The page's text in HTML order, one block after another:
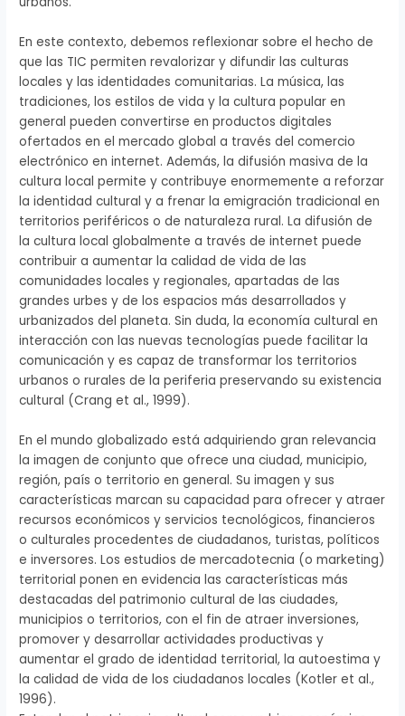
En este contexto, debemos reflexionar sobre el hecho de
que las TIC permiten revalorizar y difundir las culturas
locales y las identidades comunitarias. La música, las
tradiciones, los estilos de vida y la cultura popular en
general pueden convertirse en productos digitales
ofertados en el mercado global a través del comercio
electrónico en internet. Además, la difusión masiva de la
cultura local permite y contribuye enormemente a reforzar
la identidad cultural y a frenar la emigración tradicional en
territorios periféricos o de naturaleza rural. La difusión de
la cultura local globalmente a través de internet puede
contribuir a aumentar la calidad de vida de las
comunidades locales y regionales, apartadas de las
grandes urbes y de los espacios más desarrollados y
urbanizados del planeta. Sin duda, la economía cultural en
interacción con las nuevas tecnologías puede facilitar la
comunicación y es capaz de transformar los territorios
urbanos o rurales de la periferia preservando su existencia
cultural (Crang et al., 1999).
En el mundo globalizado está adquiriendo gran relevancia
la imagen de conjunto que ofrece una ciudad, municipio,
región, país o territorio en general. Su imagen y sus
características marcan su capacidad para ofrecer y atraer
recursos económicos y servicios tecnológicos, financieros
o culturales procedentes de ciudadanos, turistas, políticos
e inversores. Los estudios de mercadotecnia (o marketing)
territorial ponen en evidencia las características más
destacadas del patrimonio cultural de las ciudades,
municipios o territorios, con el fin de atraer inversiones,
promover y desarrollar actividades productivas y
aumentar el grado de identidad territorial, la autoestima y
la calidad de vida de los ciudadanos locales (Kotler et al.,
1996).